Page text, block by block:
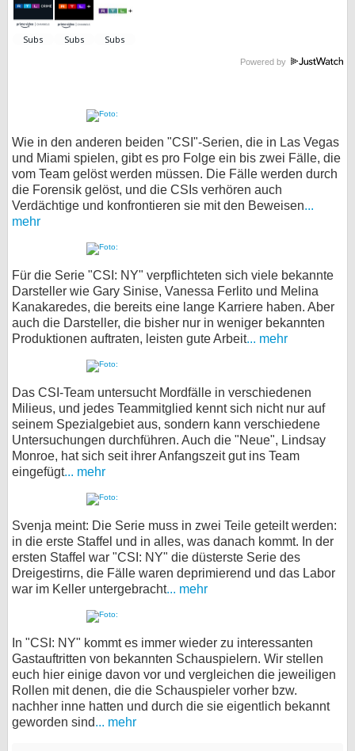
Powered by
Wie in den anderen beiden "CSI"-Serien, die in Las Vegas
und Miami spielen, gibt es pro Folge ein bis zwei Fälle, die
vom Team gelöst werden müssen. Die Fälle werden durch
die Forensik gelöst, und die CSIs verhören auch
Verdächtige und konfrontieren sie mit den Beweisen...
mehr
Für die Serie "CSI: NY" verpflichteten sich viele bekannte
Darsteller wie Gary Sinise, Vanessa Ferlito und Melina
Kanakaredes, die bereits eine lange Karriere haben. Aber
auch die Darsteller, die bisher nur in weniger bekannten
Produktionen auftraten, leisten gute Arbeit... mehr
Das CSI-Team untersucht Mordfälle in verschiedenen
Milieus, und jedes Teammitglied kennt sich nicht nur auf
seinem Spezialgebiet aus, sondern kann verschiedene
Untersuchungen durchführen. Auch die "Neue", Lindsay
Monroe, hat sich seit ihrer Anfangszeit gut ins Team
eingefügt... mehr
Svenja meint: Die Serie muss in zwei Teile geteilt werden:
in die erste Staffel und in alles, was danach kommt. In der
ersten Staffel war "CSI: NY" die düsterste Serie des
Dreigestirns, die Fälle waren deprimierend und das Labor
war im Keller untergebracht... mehr
In "CSI: NY" kommt es immer wieder zu interessanten
Gastauftritten von bekannten Schauspielern. Wir stellen
euch hier einige davon vor und vergleichen die jeweiligen
Rollen mit denen, die die Schauspieler vorher bzw.
nachher inne hatten und durch die sie eigentlich bekannt
geworden sind... mehr